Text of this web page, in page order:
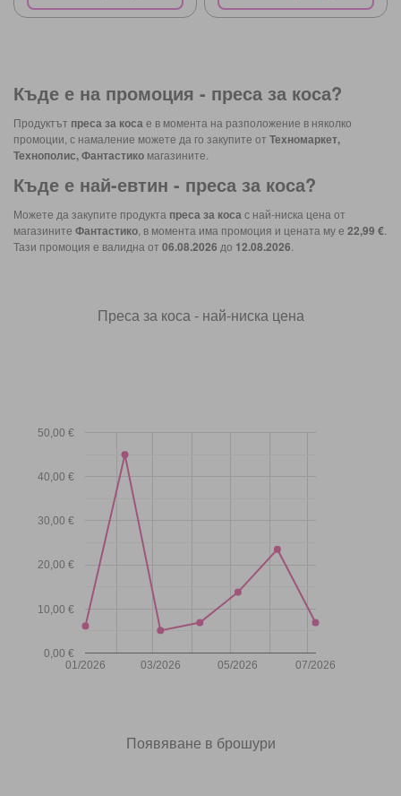
Къде е на промоция - преса за коса?
Продуктът преса за косае в момента на разположение в няколко
промоции, с намаление можете да го закупите от Техномаркет,
Технополис, Фантастико магазините.
Къде е най-евтин - преса за коса?
Можете да закупите продукта преса за косас най-ниска цена от
магазините Фантастико , в момента има промоция и цената му е 22,99 €
Тази промоция е валидна от 06.08.2026 до 12.08.2026
Преса за коса - най-ниска цена
01/2026 03/2026 05/2026 07/2026
0,00 €
10,00 €
20,00 €
30,00 €
40,00 €
50,00 €
Появяване в брошури